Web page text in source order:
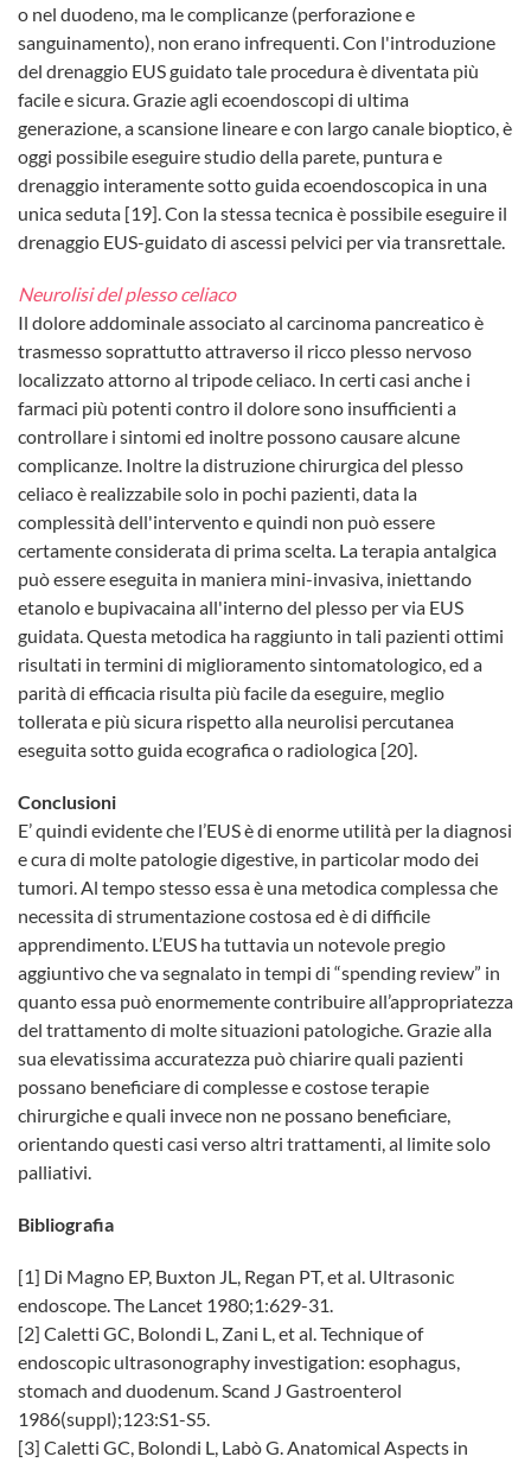
o nel duodeno, ma le complicanze (perforazione e
sanguinamento), non erano infrequenti. Con l'introduzione
del drenaggio EUS guidato tale procedura è diventata più
facile e sicura. Grazie agli ecoendoscopi di ultima
generazione, a scansione lineare e con largo canale bioptico, è
oggi possibile eseguire studio della parete, puntura e
drenaggio interamente sotto guida ecoendoscopica in una
unica seduta [19]. Con la stessa tecnica è possibile eseguire il
drenaggio EUS-guidato di ascessi pelvici per via transrettale.
Neurolisi del plesso celiaco
Il dolore addominale associato al carcinoma pancreatico è
trasmesso soprattutto attraverso il ricco plesso nervoso
localizzato attorno al tripode celiaco. In certi casi anche i
farmaci più potenti contro il dolore sono insufficienti a
controllare i sintomi ed inoltre possono causare alcune
complicanze. Inoltre la distruzione chirurgica del plesso
celiaco è realizzabile solo in pochi pazienti, data la
complessità dell'intervento e quindi non può essere
certamente considerata di prima scelta. La terapia antalgica
può essere eseguita in maniera mini-invasiva, iniettando
etanolo e bupivacaina all'interno del plesso per via EUS
guidata. Questa metodica ha raggiunto in tali pazienti ottimi
risultati in termini di miglioramento sintomatologico, ed a
parità di efficacia risulta più facile da eseguire, meglio
tollerata e più sicura rispetto alla neurolisi percutanea
eseguita sotto guida ecografica o radiologica [20].
Conclusioni
E’ quindi evidente che l’EUS è di enorme utilità per la diagnosi
e cura di molte patologie digestive, in particolar modo dei
tumori. Al tempo stesso essa è una metodica complessa che
necessita di strumentazione costosa ed è di difficile
apprendimento. L’EUS ha tuttavia un notevole pregio
aggiuntivo che va segnalato in tempi di “spending review” in
quanto essa può enormemente contribuire all’appropriatezza
del trattamento di molte situazioni patologiche. Grazie alla
sua elevatissima accuratezza può chiarire quali pazienti
possano beneficiare di complesse e costose terapie
chirurgiche e quali invece non ne possano beneficiare,
orientando questi casi verso altri trattamenti, al limite solo
palliativi.
Bibliografia
[1] Di Magno EP, Buxton JL, Regan PT, et al. Ultrasonic
endoscope. The Lancet 1980;1:629-31.
[2] Caletti GC, Bolondi L, Zani L, et al. Technique of
endoscopic ultrasonography investigation: esophagus,
stomach and duodenum. Scand J Gastroenterol
1986(suppl);123:S1-S5.
[3] Caletti GC, Bolondi L, Labò G. Anatomical Aspects in